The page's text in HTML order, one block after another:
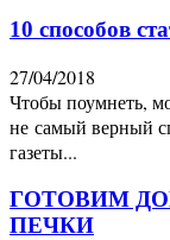
10 способов
27/04/2018
Чтобы поумнеть,
не самый верный
газеты...
ГОТОВИМ
ПЕЧКИ